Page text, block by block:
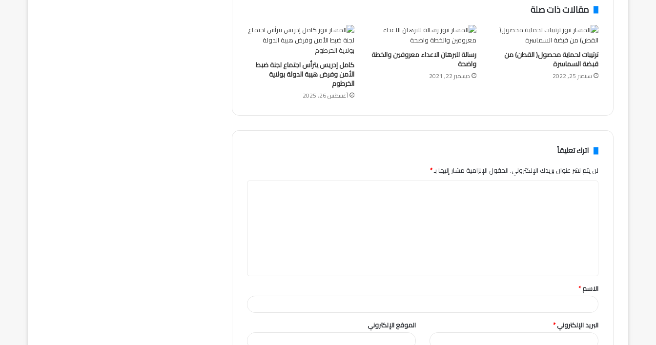
مقالات ذات صلة
ترتيبات لحماية محصول( القطن) من
قبضة السماسرة
سبتمبر 25, 2022
رسالة للبرهان الاعداء معروفين والخطة
واضحة
ديسمبر 22, 2021
كامل إدريس يترأس اجتماع لجنة ضبط
الأمن وفرض هيبة الدولة بولاية
الخرطوم
أغسطس 26, 2025
اترك تعليقاً
لن يتم نشر عنوان بريدك الإلكتروني.الحقول الإلزامية مشار إليها بـ*
ق
*
الاسم*
البريد الإلكتروني* الموقع الإلكتروني